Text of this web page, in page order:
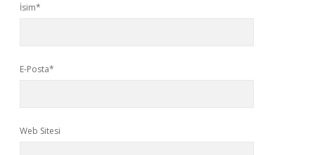
İsim*
E-Posta*
Web Sitesi